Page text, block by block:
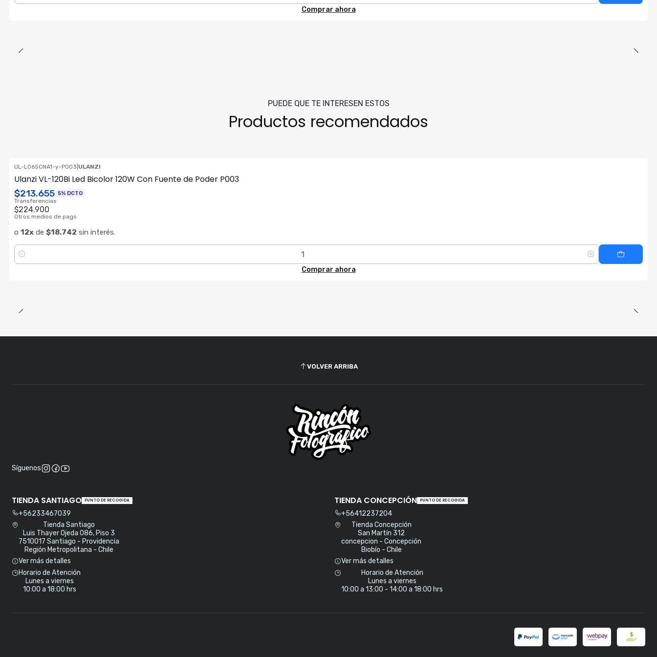
Comprar ahora
PUEDE QUE TE INTERESEN ESTOS
Productos recomendados
UL-L065CNA1-y-P003 ULANZI
Ulanzi VL-120Bi Led Bicolor 120W Con Fuente de Poder P003
$213.655 5% DCTO
Transferencias
$224.900
Otros medios de pago
o 12xde $18.742 sin interés.
Cantidad
Comprar ahora
VOLVER ARRIBA
Síguenos
TIENDA SANTIAGO PUNTO DE RECOGIDA
+56233467039
Tienda Santiago
Luis Thayer Ojeda 086, Piso 3
7510017 Santiago - Providencia
Región Metropolitana - Chile
Ver más detalles
Horario de Atención
Lunes a viernes
10:00 a 18:00 hrs
TIENDA CONCEPCIÓN PUNTO DE RECOGIDA
+56412237204
Tienda Concepción
San Martín 312
concepcion - Concepción
Biobío - Chile
Ver más detalles
Horario de Atención
Lunes a viernes
10:00 a 13:00 - 14:00 a 18:00 hrs